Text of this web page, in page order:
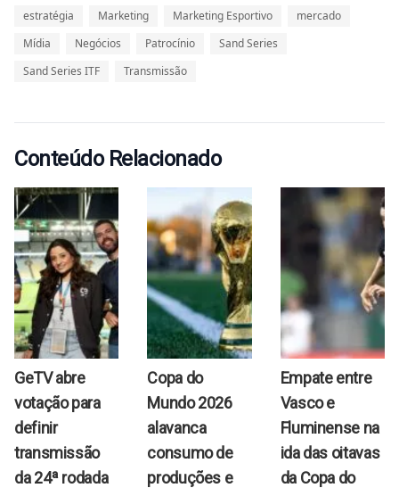
estratégia
Marketing Marketing Esportivo
mercado
Mídia
Negócios Patrocínio
Sand Series
Sand Series ITF
Transmissão
Conteúdo Relacionado
GeTV abre
votação para
definir
transmissão
da 24ª rodada
Copa do
Mundo 2026
alavanca
consumo de
produções e
Empate entre
Vasco e
Fluminense na
ida das oitavas
da Copa do